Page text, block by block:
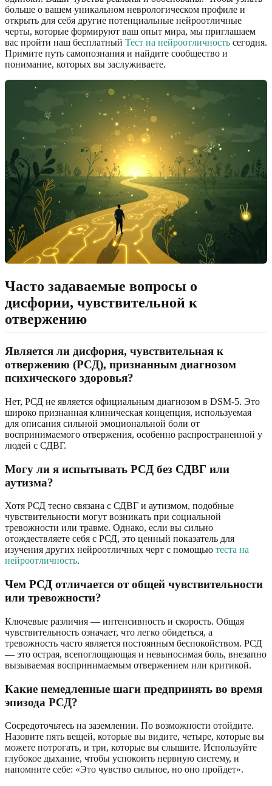
больше о вашем уникальном неврологическом профиле и
открыть для себя другие потенциальные нейроотличные
черты, которые формируют ваш опыт мира, мы приглашаем
вас пройти наш бесплатный Тест на нейроотличность сегодня.
Примите путь самопознания и найдите сообщество и
понимание, которых вы заслуживаете.
Часто задаваемые вопросы о
дисфории, чувствительной к
отвержению
Является ли дисфория, чувствительная к
отвержению (РСД), признанным диагнозом
психического здоровья?
Нет, РСД не является официальным диагнозом в DSM-5. Это
широко признанная клиническая концепция, используемая
для описания сильной эмоциональной боли от
воспринимаемого отвержения, особенно распространенной у
людей с СДВГ.
Могу ли я испытывать РСД без СДВГ или
аутизма?
Хотя РСД тесно связана с СДВГ и аутизмом, подобные
чувствительности могут возникать при социальной
тревожности или травме. Однако, если вы сильно
отождествляете себя с РСД, это ценный показатель для
изучения других нейроотличных черт с помощью теста на
нейроотличность.
Чем РСД отличается от общей чувствительности
или тревожности?
Ключевые различия — интенсивность и скорость. Общая
чувствительность означает, что легко обидеться, а
тревожность часто является постоянным беспокойством. РСД
— это острая, всепоглощающая и невыносимая боль, внезапно
вызываемая воспринимаемым отвержением или критикой.
Какие немедленные шаги предпринять во время
эпизода РСД?
Сосредоточьтесь на заземлении. По возможности отойдите.
Назовите пять вещей, которые вы видите, четыре, которые вы
можете потрогать, и три, которые вы слышите. Используйте
глубокое дыхание, чтобы успокоить нервную систему, и
напомните себе: «Это чувство сильное, но оно пройдет».